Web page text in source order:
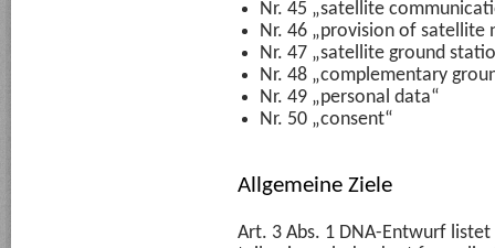
Nr. 45 „satellite
Nr. 46 „provision of satellite
Nr. 47 „satellite ground
Nr. 48 „complementary
Nr. 49 „personal data“
Nr. 50 „consent“
Allgemeine Ziele
Art. 3 Abs. 1 DNA-Entwurf listet